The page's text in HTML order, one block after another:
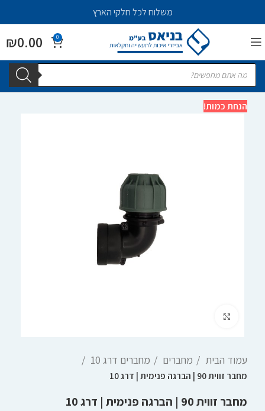
משלוח לכל חלקי הארץ
0
₪0.00
הנחת כמות!
עמוד הבית מחברים מחברים דרג 10
מחבר זווית 90 | הברגה פנימית | דרג 10
מחבר זווית 90 | הברגה פנימית | דרג 10